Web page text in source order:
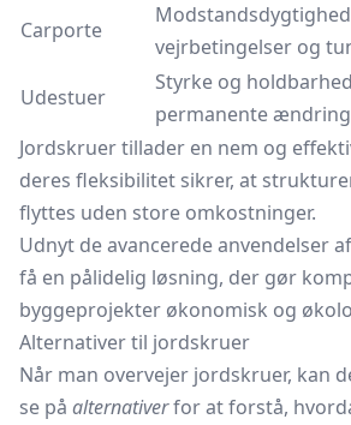
Carporte
vejrbetingelser og
Udestuer
Styrke og
permanente
Jordskruer tillader en nem og
deres fleksibilitet sikrer, at
flyttes uden store omkostninger.
Udnyt de avancerede anvendelser
få en pålidelig løsning, der gør
byggeprojekter økonomisk og
Alternativer til jordskruer
Når man overvejer jordskruer, kan
se på alternativerfor at forstå,